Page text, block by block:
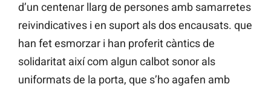
d’un centenar llarg de persones amb samarretes
reivindicatives i en suport als dos encausats. que
han fet esmorzar i han proferit càntics de
solidaritat així com algun calbot sonor als
uniformats de la porta, que s’ho agafen amb